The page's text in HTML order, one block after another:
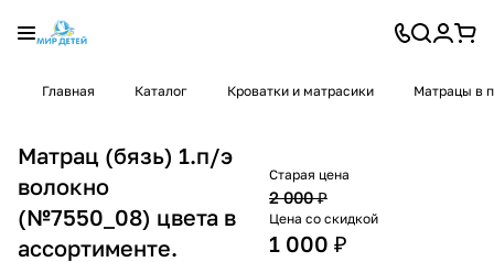
Главная Каталог Кроватки и матрасики Матрацы в
Матрац (бязь) 1.п/э
волокно
(№7550_08) цвета в
ассортименте.
Старая цена
2 000 ₽
Цена со скидкой
1 000 ₽